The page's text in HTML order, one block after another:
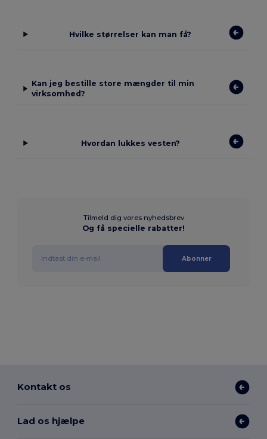
Hvilke størrelser kan man få?
Kan jeg bestille store mængder til min
virksomhed?
Hvordan lukkes vesten?
Tilmeld dig vores nyhedsbrev
Og få specielle rabatter!
Abonner
Kontakt os
Lad os hjælpe